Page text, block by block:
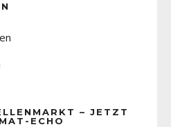
– JETZT
ECHO